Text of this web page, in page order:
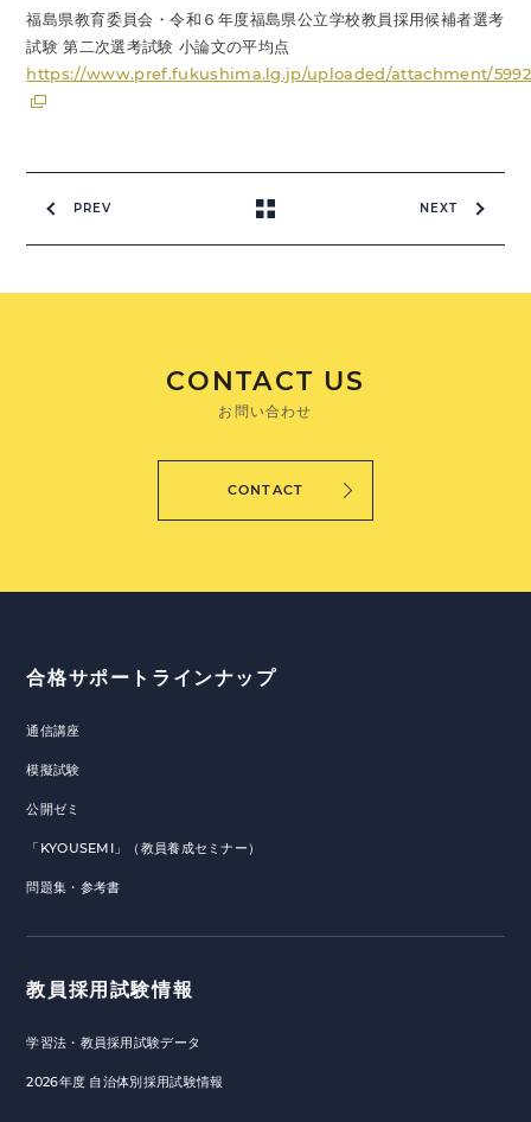
福島県教育委員会・令和６年度福島県公立学校教員採用候補者選考
試験 第二次選考試験 小論文の平均点
https://www.pref.fukushima.lg.jp/uploaded/attachment/
PREV NEXT
CONTACT US
お問い合わせ
CONTACT
合格サポートラインナップ
通信講座
模擬試験
公開ゼミ
「KYOUSEMI」（教員養成セミナー）
問題集・参考書
教員採用試験情報
学習法・教員採用試験データ
2026年度 自治体別採用試験情報